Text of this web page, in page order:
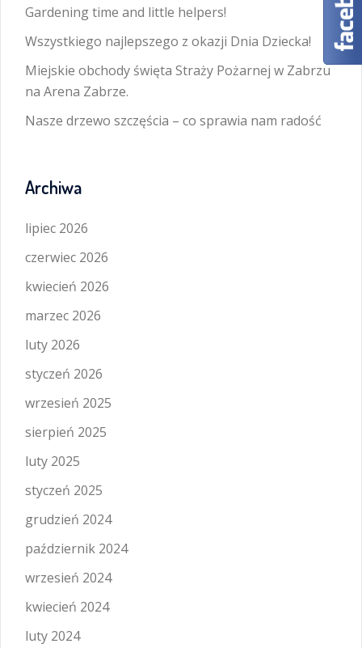
Gardening time and little helpers!
Wszystkiego najlepszego z okazji Dnia Dziecka!
Miejskie obchody święta Straży Pożarnej w Zabrzu
na Arena Zabrze.
Nasze drzewo szczęścia – co sprawia nam radość
Archiwa
lipiec 2026
czerwiec 2026
kwiecień 2026
marzec 2026
luty 2026
styczeń 2026
wrzesień 2025
sierpień 2025
luty 2025
styczeń 2025
grudzień 2024
październik 2024
wrzesień 2024
kwiecień 2024
luty 2024